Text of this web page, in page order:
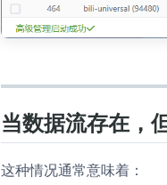
当数据流存在，
这种情况通常意味着：